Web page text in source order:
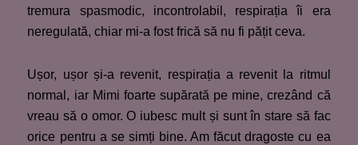
tremura spasmodic, incontrolabil, respirația îi era
neregulată, chiar mi-a fost frică să nu fi pățit ceva.
Ușor, ușor și-a revenit, respirația a revenit la ritmul
normal, iar Mimi foarte supărată pe mine, crezând că
vreau să o omor. O iubesc mult și sunt în stare să fac
orice pentru a se simți bine. Am făcut dragoste cu ea